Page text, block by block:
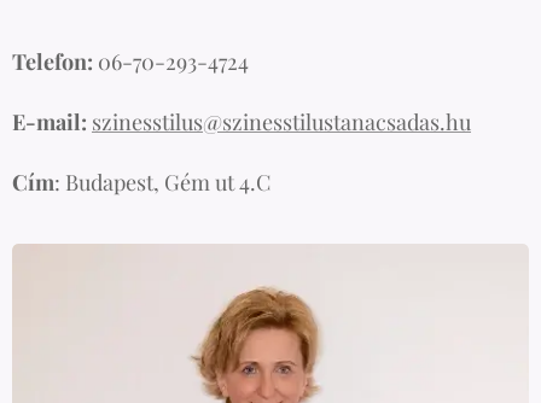
Telefon: 06-70-293-4724
E-mail: szinesstilus@szinesstilustanacsadas.hu
Cím: Budapest, Gém ut 4.C